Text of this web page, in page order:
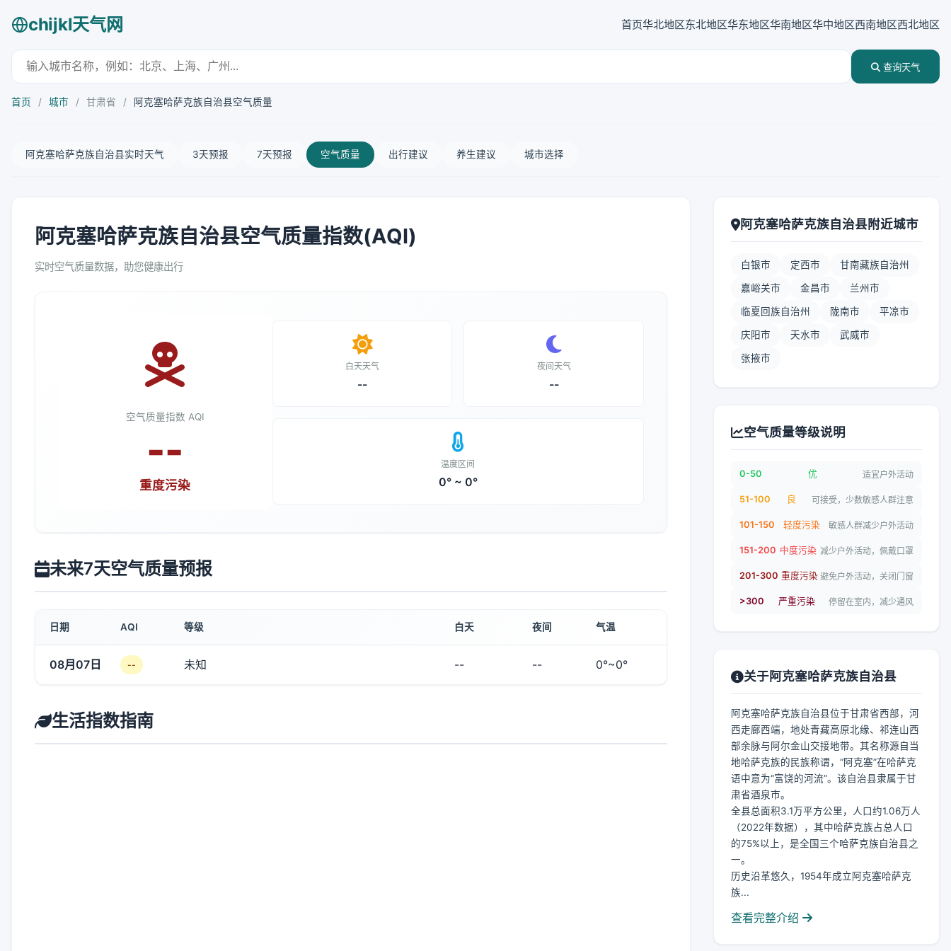
chijkl天气网 首页华北地区东北地区华东地区华南地区华中地区西南地区西北地区
查询天气
首页 / 城市 / 甘肃省 / 阿克塞哈萨克族自治县空气质量
阿克塞哈萨克族自治县实时天气 3天预报 7天预报 空气质量 出行建议 养生建议 城市选择
阿克塞哈萨克族自治县空气质量指数(AQI)
实时空气质量数据，助您健康出行
空气质量指数 AQI
--
重度污染
白天天气
--
夜间天气
--
温度区间
0° ~ 0°
未来7天空气质量预报
日期 AQI 等级 白天 夜间 气温
08月07日 -- 未知 -- -- 0°~0°
生活指数指南
阿克塞哈萨克族自治县附近城市
白银市 定西市 甘南藏族自治州
嘉峪关市 金昌市 兰州市
临夏回族自治州 陇南市 平凉市
庆阳市 天水市 武威市
张掖市
空气质量等级说明
0-50 优 适宜户外活动
51-100 良 可接受，少数敏感人群注意
101-150 轻度污染 敏感人群减少户外活动
151-200 中度污染 减少户外活动，佩戴口罩
201-300 重度污染 避免户外活动，关闭门窗
>300 严重污染 停留在室内，减少通风
关于阿克塞哈萨克族自治县
阿克塞哈萨克族自治县位于甘肃省西部，河
西走廊西端，地处青藏高原北缘、祁连山西
部余脉与阿尔金山交接地带。其名称源自当
地哈萨克族的民族称谓，“阿克塞”在哈萨克
语中意为“富饶的河流”。该自治县隶属于甘
肃省酒泉市。
全县总面积3.1万平方公里，人口约1.06万人
（2022年数据），其中哈萨克族占总人口
的75%以上，是全国三个哈萨克族自治县之
一。
历史沿革悠久，1954年成立阿克塞哈萨克
族...
查看完整介绍